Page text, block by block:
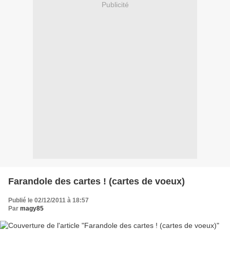
Publicité
Farandole des cartes ! (cartes de voeux)
Publié le 02/12/2011 à 18:57
Par magy85